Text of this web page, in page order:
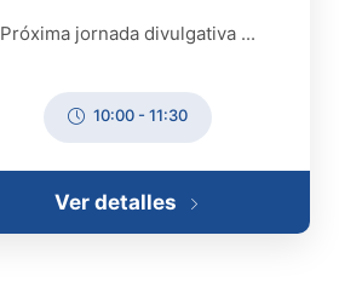
Próxima jornada divulgativa ...
10:00- 11:30
Ver detalles